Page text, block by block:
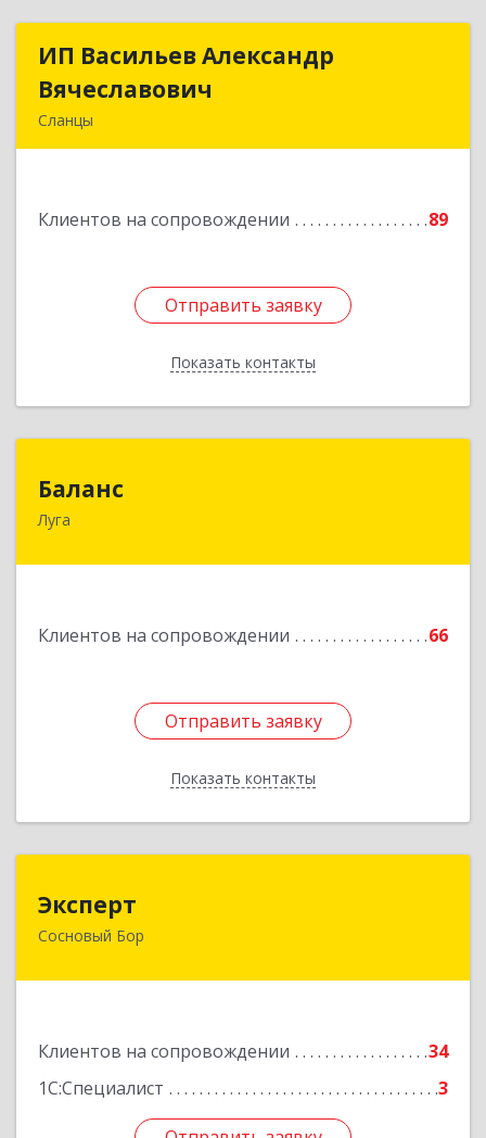
ИП Васильев Александр
Вячеславович
Сланцы
Клиентов на сопровождении 89
Отправить заявку
Показать контакты
ИП Васильев Александр
Подробнее
Отправить заявку
Назад
Баланс
Луга
Клиентов на сопровождении 66
Отправить заявку
Показать контакты
188230, Ленинградская обл, Луга г, Урицкого
Отправить заявку
Назад
Эксперт
Сосновый Бор
Клиентов на сопровождении
34
1С:Специалист
3
188544, Ленинградская обл, Сосновый Бор г, 50